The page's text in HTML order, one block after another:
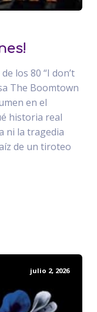
los 80 “I don’t
The Boomtown
en el
historia real
ni la tragedia
de un tiroteo
julio 2, 2026